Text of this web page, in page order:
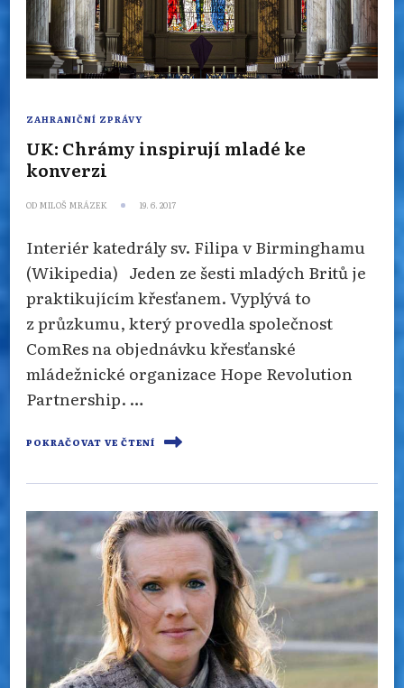
ZAHRANIČNÍ ZPRÁVY
UK: Chrámy inspirují mladé ke
konverzi
OD MILOŠ MRÁZEK 19. 6. 2017
Interiér katedrály sv. Filipa v Birminghamu
(Wikipedia) Jeden ze šesti mladých Britů je
praktikujícím křesťanem. Vyplývá to
z průzkumu, který provedla společnost
ComRes na objednávku křesťanské
mládežnické organizace Hope Revolution
Partnership. …
POKRAČOVAT VE ČTENÍ